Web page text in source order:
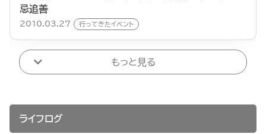
忌追善
2010.03.27 行ってきたイベント
もっと見る
ライフログ